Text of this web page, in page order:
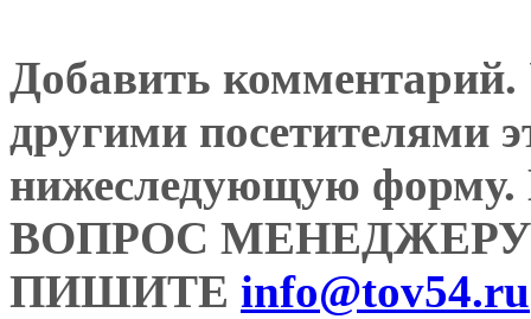
Добавить комментарий.
другими посетителями
нижеследующую
ВОПРОС
ПИШИТЕ info@tov54.ru